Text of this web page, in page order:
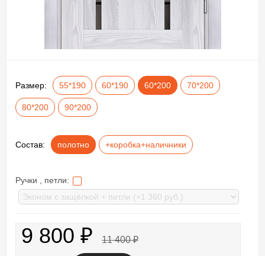
Размер: 55*190 60*190 60*200 70*200
80*200 90*200
Состав: полотно +коробка+наличники
Ручки , петли:
9 800 ₽ 11 400₽